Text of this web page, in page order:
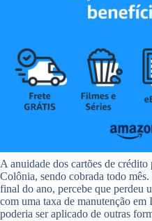
A anuidade dos cartões de
Colônia, sendo cobrada todo
final do ano, percebe que perdeu
com uma taxa de manutenção
poderia ser aplicado de outras